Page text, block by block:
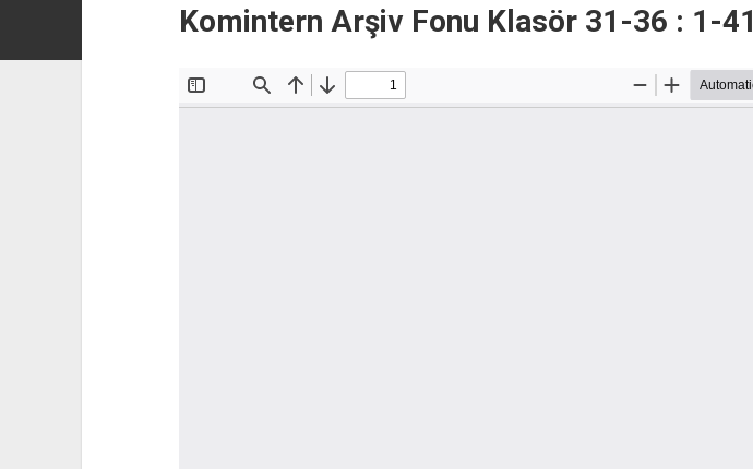
Komintern Arşiv Fonu Klasör 31-36 : 1-41